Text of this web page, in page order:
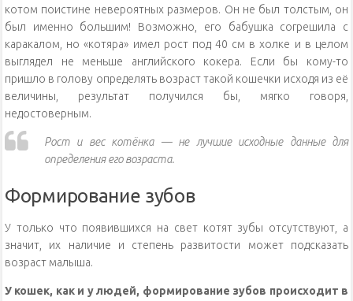
котом поистине невероятных размеров. Он не был толстым, он
был именно большим! Возможно, его бабушка согрешила с
каракалом, но «котяра» имел рост под 40 см в холке и в целом
выглядел не меньше английского кокера. Если бы кому-то
пришло в голову определять возраст такой кошечки исходя из её
величины, результат получился бы, мягко говоря,
недостоверным.
Рост и вес котёнка — не лучшие исходные данные для
определения его возраста.
Формирование зубов
У только что появившихся на свет котят зубы отсутствуют, а
значит, их наличие и степень развитости может подсказать
возраст малыша.
У кошек, как и у людей, формирование зубов происходит в